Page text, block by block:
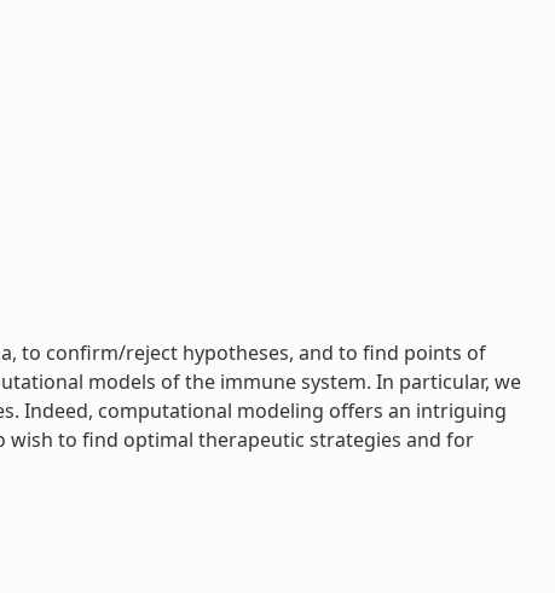
to confirm/reject hypotheses, and to find points of
models of the immune system. In particular, we
Indeed, computational modeling offers an intriguing
to find optimal therapeutic strategies and for